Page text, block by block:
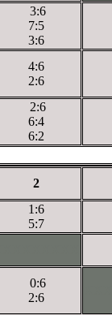
3:6
7:5
3:6
4:6
2:6
2:6
6:4
6:2
2
1:6
5:7
0:6
2:6